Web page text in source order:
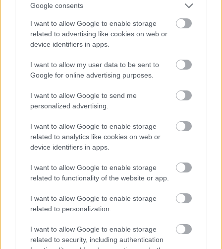
Google consents
I want to allow Google to enable storage
related to advertising like cookies on web or
device identifiers in apps.
I want to allow my user data to be sent to
Google for online advertising purposes.
I want to allow Google to send me
personalized advertising.
I want to allow Google to enable storage
related to analytics like cookies on web or
device identifiers in apps.
I want to allow Google to enable storage
related to functionality of the website or app.
I want to allow Google to enable storage
related to personalization.
I want to allow Google to enable storage
related to security, including authentication
FORMA-1
Lando Norris meglepő vallomást
tett a gyermekkori szenvedélyéről
A McLaren korábbi szerelője
kitálalt Hamilton F1-es
Kimi Räikkönen, akinek több
világbajnoki címet kellett volna
nyernie a McLarennel
elmondta, hogy szerinte csupán a körülmények